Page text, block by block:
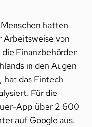
hatten
Arbeitsweise von
Finanzbehörden
in den Augen
das Fintech
Für die
App über 2.600
auf Google aus.